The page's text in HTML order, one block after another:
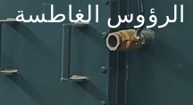
الرؤوس الغاطسة